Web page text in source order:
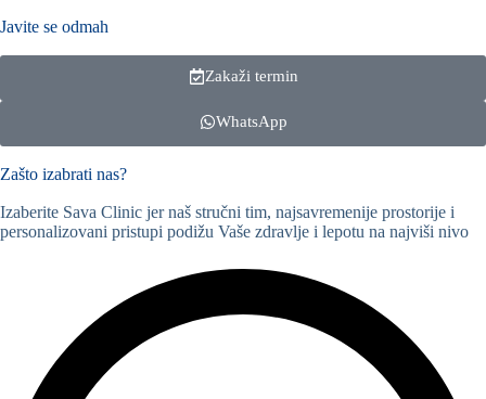
Javite se odmah
Zakaži termin
WhatsApp
Zašto izabrati nas?
Izaberite Sava Clinic jer naš stručni tim, najsavremenije prostorije i
personalizovani pristupi podižu Vaše zdravlje i lepotu na najviši nivo